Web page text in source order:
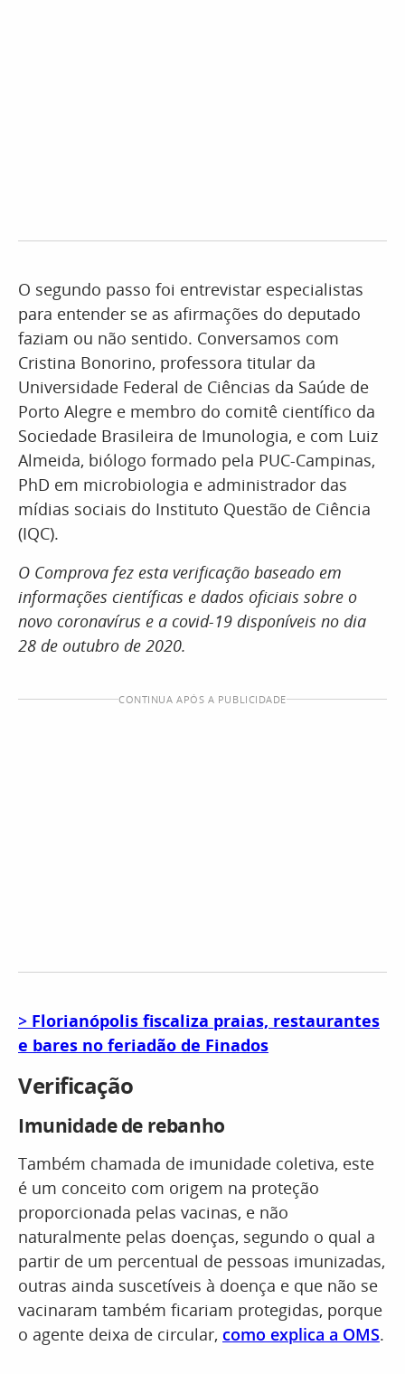
O segundo passo foi entrevistar especialistas
para entender se as afirmações do deputado
faziam ou não sentido. Conversamos com
Cristina Bonorino, professora titular da
Universidade Federal de Ciências da Saúde de
Porto Alegre e membro do comitê científico da
Sociedade Brasileira de Imunologia, e com Luiz
Almeida, biólogo formado pela PUC-Campinas,
PhD em microbiologia e administrador das
mídias sociais do Instituto Questão de Ciência
(IQC).
O Comprova fez esta verificação baseado em
informações científicas e dados oficiais sobre o
novo coronavírus e a covid-19 disponíveis no dia
28 de outubro de 2020.
CONTINUA APÓS A PUBLICIDADE
> Florianópolis fiscaliza praias, restaurantes
e bares no feriadão de Finados
Verificação
Imunidade de rebanho
Também chamada de imunidade coletiva, este
é um conceito com origem na proteção
proporcionada pelas vacinas, e não
naturalmente pelas doenças, segundo o qual a
partir de um percentual de pessoas imunizadas,
outras ainda suscetíveis à doença e que não se
vacinaram também ficariam protegidas, porque
o agente deixa de circular, como explica a OMS.